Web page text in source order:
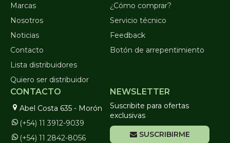
Marcas
Nosotros
Noticias
Contacto
Lista distribuidores
Quiero ser distribuidor
¿Cómo comprar?
Servicio técnico
Feedback
Botón de arrepentimiento
CONTACTO
Abel Costa 635 - Morón
(+54) 11 3912-9039
(+54) 11 2842-8056
NEWSLETTER
Suscribite para ofertas
exclusivas
SUSCRIBIRME